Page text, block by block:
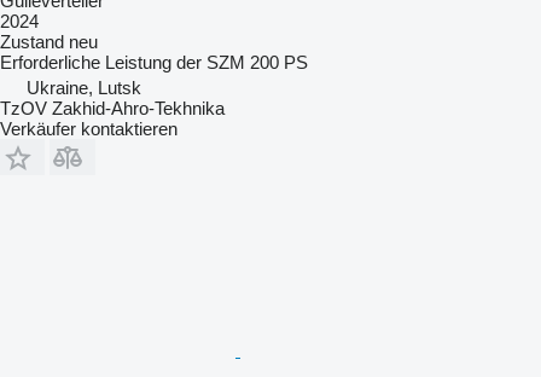
2024
Zustand neu
Erforderliche Leistung der SZM 200 PS
Ukraine, Lutsk
TzOV Zakhid-Ahro-Tekhnika
Verkäufer kontaktieren